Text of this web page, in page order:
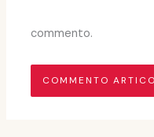
commento.